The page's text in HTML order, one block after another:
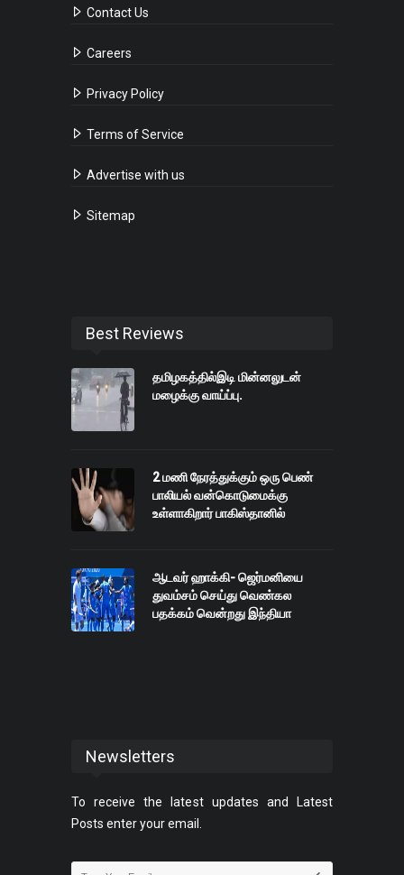
Contact Us
Careers
Privacy Policy
Terms of Service
Advertise with us
Sitemap
Best Reviews
தமிழகத்தில்இடி மின்னலுடன்
மழைக்கு வாய்ப்பு.
2 மணி நேரத்துக்கும் ஒரு பெண்
பாலியல் வன்கொடுமைக்கு
உள்ளாகிறார் பாகிஸ்தானில்
ஆடவர் ஹாக்கி- ஜெர்மனியை
துவம்சம் செய்து வெண்கல
பதக்கம் வென்றது இந்தியா
Newsletters
To receive the latest updates and Latest
Posts enter your email.